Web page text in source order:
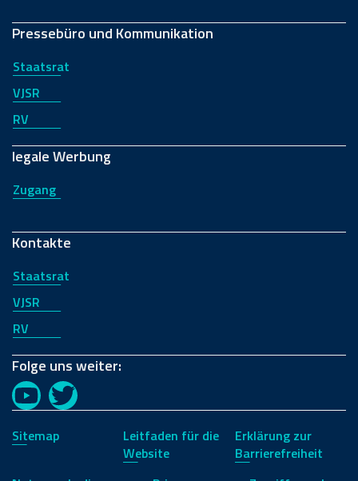
Pressebüro und Kommunikation
Staatsrat
VJSR
RV
legale Werbung
Zugang
Kontakte
Staatsrat
VJSR
RV
Folge uns weiter:
YouTubeTwitter
Sitemap
Leitfaden für die
Website
Erklärung zur
Barrierefreiheit